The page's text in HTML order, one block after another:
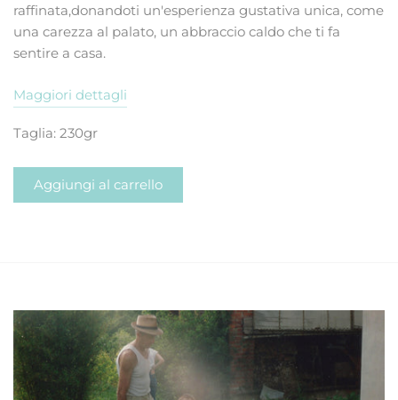
raffinata,donandoti un'esperienza gustativa unica, come
una carezza al palato, un abbraccio caldo che ti fa
sentire a casa.
Maggiori dettagli
Taglia: 230gr
Aggiungi al carrello